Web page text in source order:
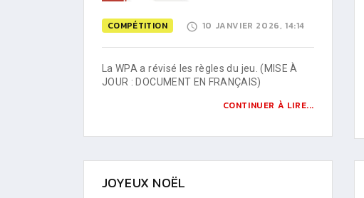
COMPÉTITION 10 JANVIER 2026, 14:14
La WPA a révisé les règles du jeu. (MISE À
JOUR : DOCUMENT EN FRANÇAIS)
CONTINUER À LIRE...
JOYEUX NOËL